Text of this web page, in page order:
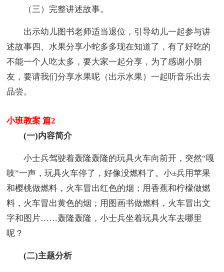
（三）完整讲述故事。
出示幼儿图书老师适当退位，引导幼儿一起参与讲
述故事四、水果分享小蛇多多现在知道了，有了好吃的
不能一个人吃太多，要大家一起分享，为了感谢小朋
友，要请我们分享水果呢（出示水果）一起听音乐出去
品尝。
小班教案 篇2
(一)内容简介
小士兵驾驶着轰隆轰隆的玩具火车向前开，突然“嘎
吱”一声，玩具火车停了，好像没燃料了。小±兵用苹果
和樱桃做燃料，火车冒出红色的烟；用香蕉和柠檬做燃
料，火车冒出黄色的烟；用图画书做燃料，火车冒出文
字和图片……轰隆轰隆，小士兵坐着玩具火车去哪里
呢？
(二)主题分析